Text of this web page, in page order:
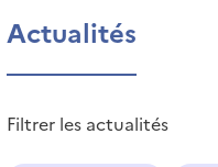
Actualités
Filtrer les actualités